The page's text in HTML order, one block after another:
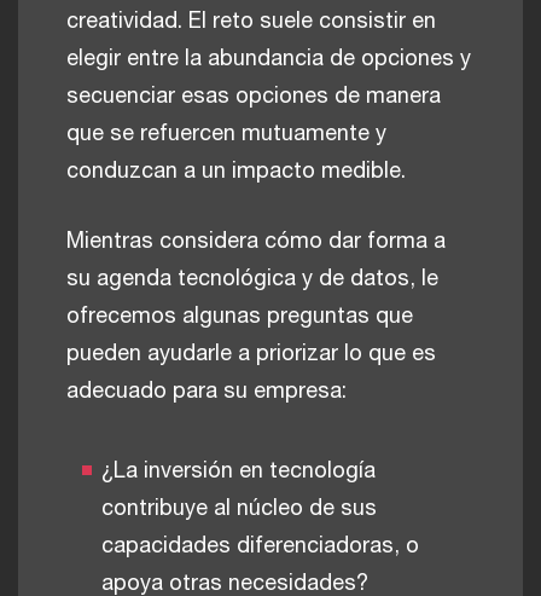
creatividad. El reto suele consistir en
elegir entre la abundancia de opciones y
secuenciar esas opciones de manera
que se refuercen mutuamente y
conduzcan a un impacto medible.
Mientras considera cómo dar forma a
su agenda tecnológica y de datos, le
ofrecemos algunas preguntas que
pueden ayudarle a priorizar lo que es
adecuado para su empresa:
¿La inversión en tecnología
contribuye al núcleo de sus
capacidades diferenciadoras, o
apoya otras necesidades?